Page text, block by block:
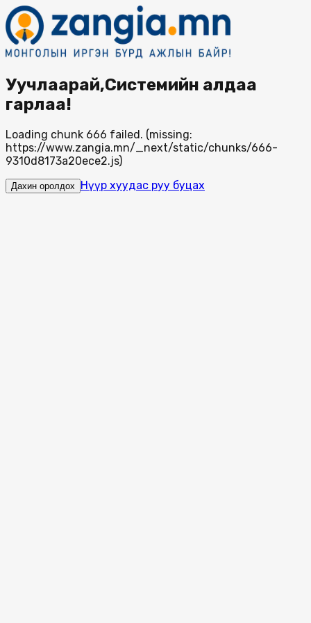
Уучлаарай,Системийн алдаа
гарлаа!
Loading chunk 666 failed. (missing:
https://www.zangia.mn/_next/static/chunks/666-
9310d8173a20ece2.js)
Дахин оролдох Нүүр хуудас руу буцах